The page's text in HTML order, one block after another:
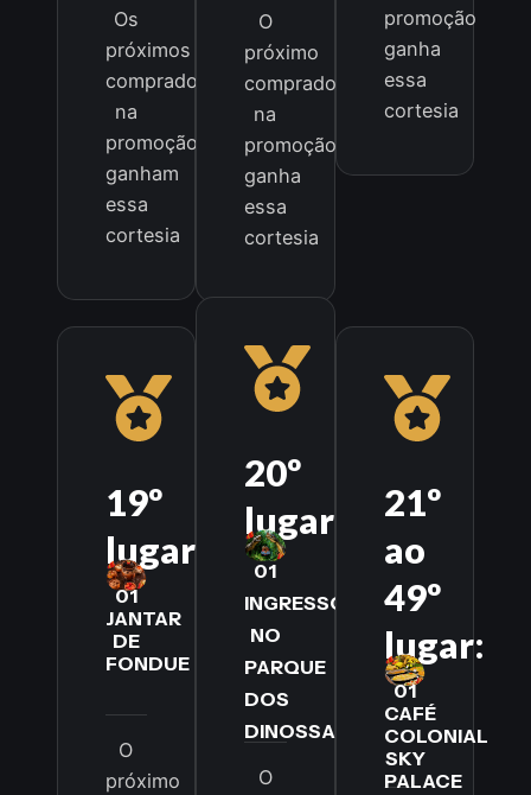
Os
próximos
compradores
na
promoção
ganham
essa
cortesia
O
próximo
comprador
na
promoção
ganha
essa
cortesia
promoção
ganha
essa
cortesia
19º
lugar:
01
JANTAR
DE
FONDUE
O
próximo
20º
lugar:
01
INGRESSO
NO
PARQUE
DOS
DINOSSAUROS
O
21º
ao
49º
lugar:
01
CAFÉ
COLONIAL
SKY
PALACE